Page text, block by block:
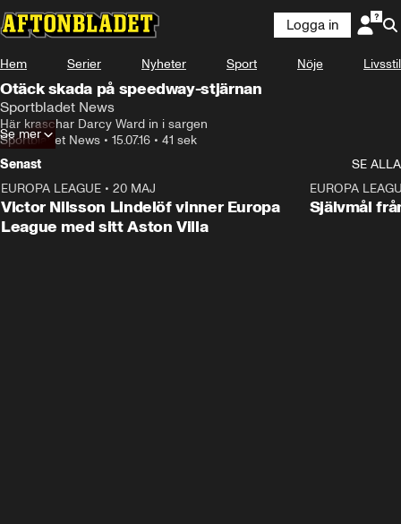
Logga in
Hem Serier Nyheter Sport Nöje Livsstil
Otäck skada på speedway-stjärnan
Sportbladet News
Här kraschar Darcy Ward in i sargen
Sportbladet News • 15.07.16 • 41 sek
Se mer
Senast
SE ALLA
EUROPA LEAGUE • 20 MAJ
Victor Nilsson Lindelöf vinner Europa
League med sitt Aston Villa
EUROPA
Självmål